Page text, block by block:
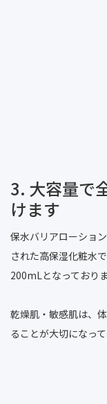
3. 大容量で
けます
保水バリアローショ
された高保湿化粧水
200mLとなっておりま
乾燥肌・敏感肌は、
ることが大切になっ